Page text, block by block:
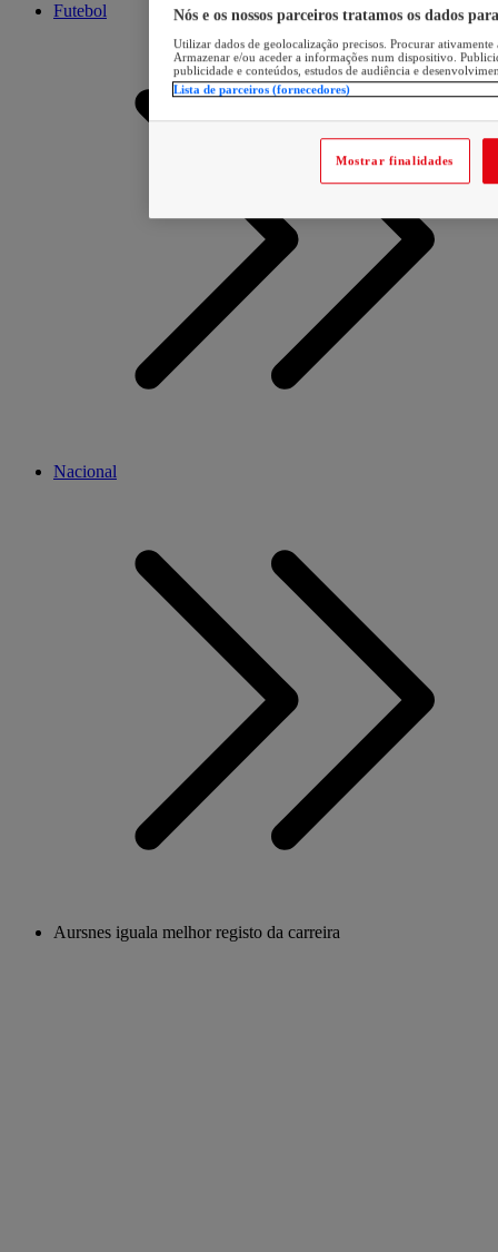
Futebol
Nacional
Aursnes iguala melhor registo da carreira
Nós e os nossos parceiros tratamos os dados
Utilizar dados de geolocalização precisos. Procurar
Armazenar e/ou aceder a informações num dispositivo.
publicidade e conteúdos, estudos de audiência e
Lista de parceiros (fornecedores)
Mostrar finalidades